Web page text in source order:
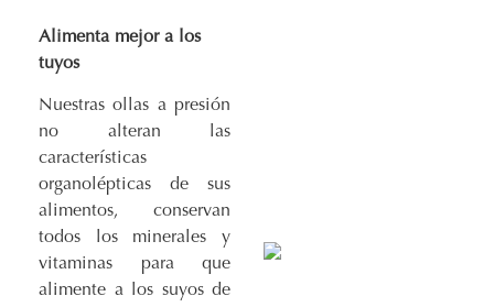
Alimenta mejor a los
tuyos
Nuestras ollas a presión
no alteran las
características
organolépticas de sus
alimentos, conservan
todos los minerales y
vitaminas para que
alimente a los suyos de